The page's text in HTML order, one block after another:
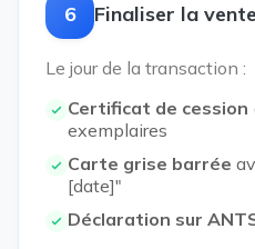
6 Finaliser la
Le jour de la transaction :
Certificat de cession
exemplaires
Carte grise barrée
[date]"
Déclaration sur